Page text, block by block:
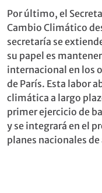
Por último, el
Cambio Climático
secretaría se
su papel es
internacional en los
de París. Esta labor
climática a largo
primer ejercicio de
y se integrará en el
planes nacionales